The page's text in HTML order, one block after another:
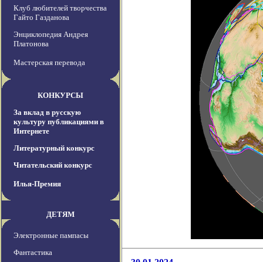
Клуб любителей творчества
Гайто Газданова
Энциклопедия Андрея
Платонова
Мастерская перевода
КОНКУРСЫ
За вклад в русскую
культуру публикациями в
Интернете
Литературный конкурс
Читательский конкурс
Илья-Премия
ДЕТЯМ
Электронные пампасы
Фантастика